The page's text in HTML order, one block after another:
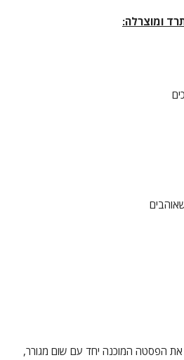
ומוצרלה:
את הפסטה המוכנה יחד עם שום מגורר,